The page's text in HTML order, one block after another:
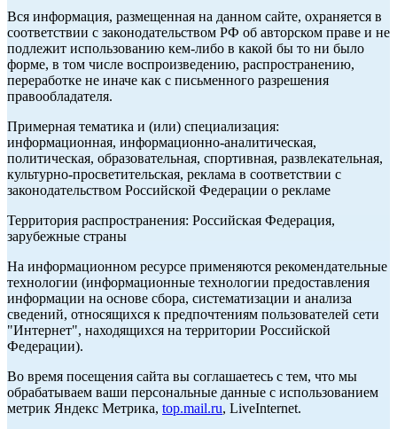
Вся информация, размещенная на данном сайте, охраняется в
соответствии с законодательством РФ об авторском праве и не
подлежит использованию кем-либо в какой бы то ни было
форме, в том числе воспроизведению, распространению,
переработке не иначе как с письменного разрешения
правообладателя.
Примерная тематика и (или) специализация:
информационная, информационно-аналитическая,
политическая, образовательная, спортивная, развлекательная,
культурно-просветительская, реклама в соответствии с
законодательством Российской Федерации о рекламе
Территория распространения: Российская Федерация,
зарубежные страны
На информационном ресурсе применяются рекомендательные
технологии (информационные технологии предоставления
информации на основе сбора, систематизации и анализа
сведений, относящихся к предпочтениям пользователей сети
"Интернет", находящихся на территории Российской
Федерации).
Во время посещения сайта вы соглашаетесь с тем, что мы
обрабатываем ваши персональные данные с использованием
метрик Яндекс Метрика, top.mail.ru, LiveInternet.